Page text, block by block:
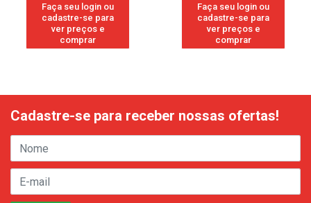
Faça seu login ou
cadastre-se para
ver preços e
comprar
Faça seu login ou
cadastre-se para
ver preços e
comprar
Cadastre-se para receber nossas ofertas!